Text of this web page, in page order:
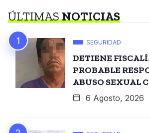
ÚLTIMASNOTICIAS
SEGURIDAD
DETIENE
PROBABLE
ABUSO SEXUAL
6 Agosto, 2026